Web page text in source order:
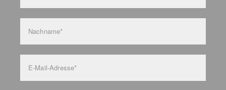
Nachname*
E-Mail-Adresse*